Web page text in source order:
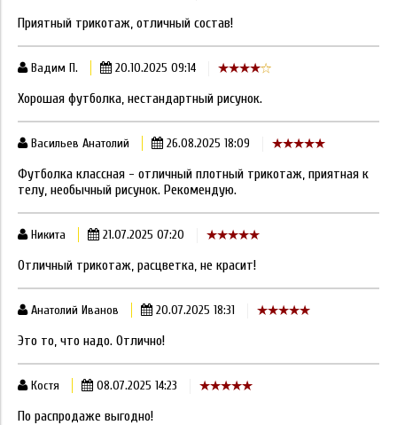
Приятный трикотаж, отличный состав!
Вадим П. 20.10.2025 09:14
Хорошая футболка, нестандартный рисунок.
Васильев Анатолий 26.08.2025 18:09
Футболка классная - отличный плотный трикотаж, приятная к
телу, необычный рисунок. Рекомендую.
Никита 21.07.2025 07:20
Отличный трикотаж, расцветка, не красит!
Анатолий Иванов 20.07.2025 18:31
Это то, что надо. Отлично!
Костя 08.07.2025 14:23
По распродаже выгодно!